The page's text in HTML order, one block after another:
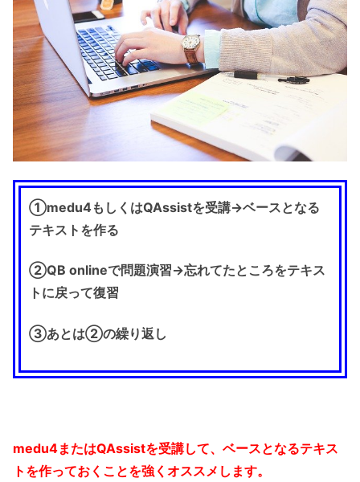
①medu4もしくはQAssistを受講→ベースとなる
テキストを作る
②QB onlineで問題演習→忘れてたところをテキス
トに戻って復習
③あとは②の繰り返し
medu4またはQAssistを受講して、ベースとなるテキス
トを作っておくことを強くオススメします。